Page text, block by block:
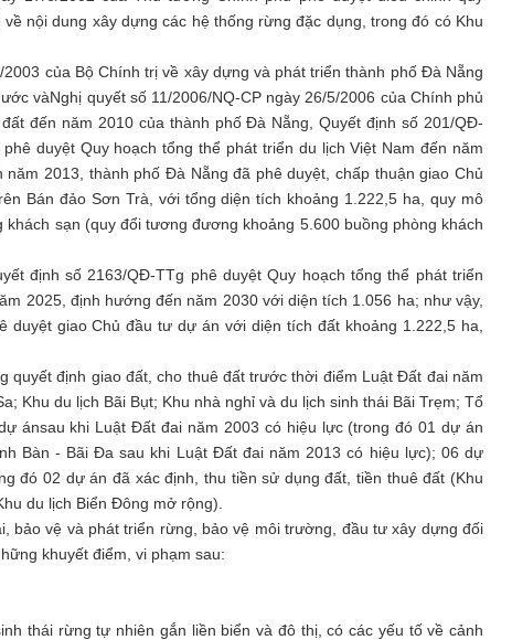
nội dung xây dựng các hệ thống rừng đặc dụng, trong đó có Khu
của Bộ Chính trị về xây dựng và phát triển thành phố Đà Nẵng
vàNghị quyết số 11/2006/NQ-CP ngày 26/5/2006 của Chính phủ
đến năm 2010 của thành phố Đà Nẵng, Quyết định số 201/QĐ-
duyệt Quy hoạch tổng thể phát triển du lịch Việt Nam đến năm
2013, thành phố Đà Nẵng đã phê duyệt, chấp thuận giao Chủ
Bán đảo Sơn Trà, với tổng diện tích khoảng 1.222,5 ha, quy mô
sạn (quy đổi tương đương khoảng 5.600 buồng phòng khách
định số 2163/QĐ-TTg phê duyệt Quy hoạch tổng thể phát triển
2025, định hướng đến năm 2030 với diện tích 1.056 ha; như vậy,
giao Chủ đầu tư dự án với diện tích đất khoảng 1.222,5 ha,
quyết định giao đất, cho thuê đất trước thời điểm Luật Đất đai năm
Khu du lịch Bãi Bụt; Khu nhà nghỉ và du lịch sinh thái Bãi Trẹm; Tổ
ánsau khi Luật Đất đai năm 2003 có hiệu lực (trong đó 01 dự án
Bàn - Bãi Đa sau khi Luật Đất đai năm 2013 có hiệu lực); 06 dự
đó 02 dự án đã xác định, thu tiền sử dụng đất, tiền thuê đất (Khu
du lịch Biển Đông mở rộng).
bảo vệ và phát triển rừng, bảo vệ môi trường, đầu tư xây dựng đối
khuyết điểm, vi phạm sau:
thái rừng tự nhiên gắn liền biển và đô thị, có các yếu tố về cảnh